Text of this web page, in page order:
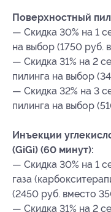
Поверхностный
— Скидка 30% на 1
на выбор (1750 руб.
— Скидка 31% на 2
пилинга на выбор
— Скидка 32% на 3
пилинга на выбор
Инъекции
(GiGi) (60 минут):
— Скидка 30% на 1
газа
(2450 руб. вместо
— Скидка 31% на 2